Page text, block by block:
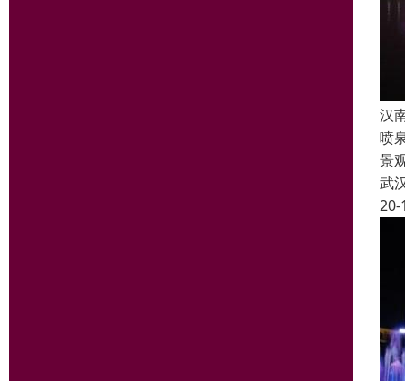
汉
喷
景
武
20-